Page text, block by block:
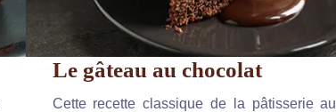
Le gâteau au chocolat
Cette recette classique de la pâtisserie au